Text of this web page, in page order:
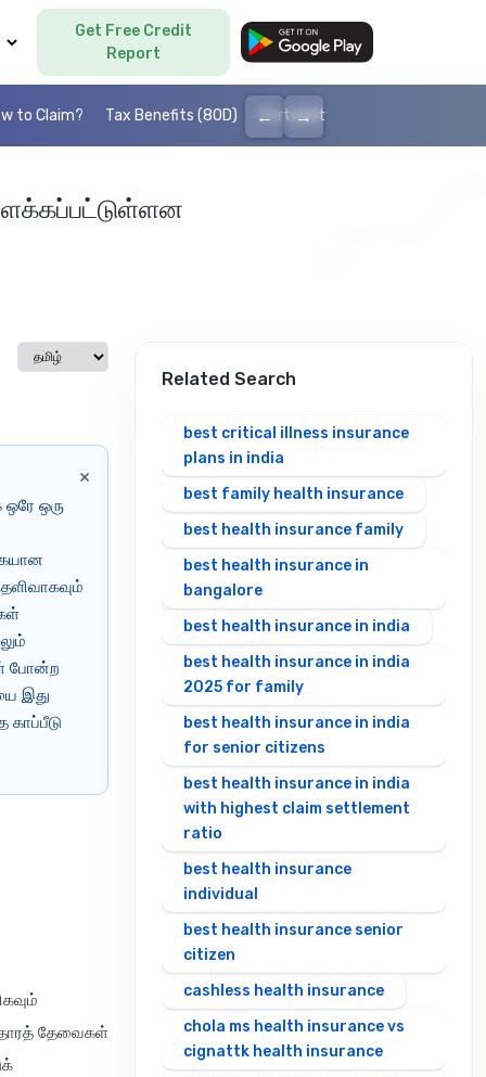
Get Free Credit
Report
to Claim? Tax Benefits (80D) Portability
← →
Select language
×
ஒரே ஒரு
போன்ற
இது
காப்பீடு
தேவைகள்
Related Search
best critical illness insurance
plans in india
best family health insurance
best health insurance family
best health insurance in
bangalore
best health insurance in india
best health insurance in india
2025 for family
best health insurance in india
for senior citizens
best health insurance in india
with highest claim settlement
ratio
best health insurance
individual
best health insurance senior
citizen
cashless health insurance
chola ms health insurance vs
cignattk health insurance